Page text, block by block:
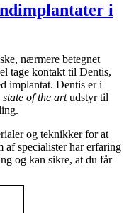
i
nærmere betegnet
tage kontakt til Dentis,
implantat. Dentis er i
state of the artudstyr til
og teknikker for at
af specialister har erfaring
og kan sikre, at du får